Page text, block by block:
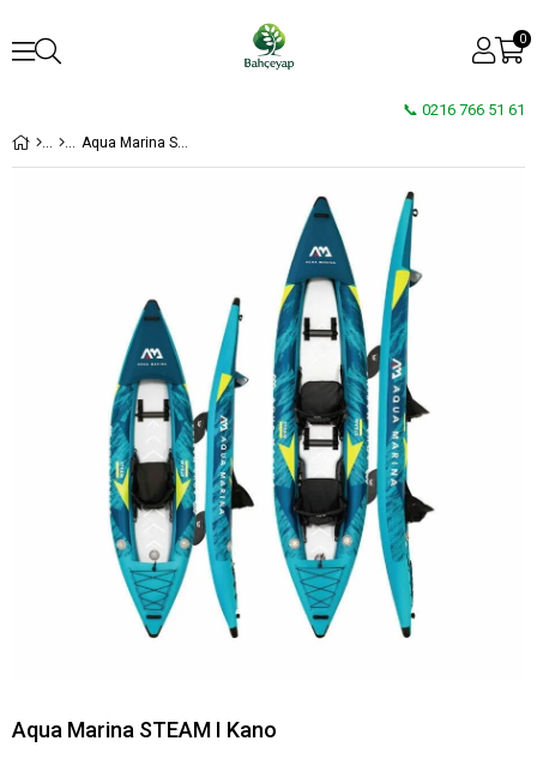
0
📞 0216 766 51 61
Aqua Marina STEAM I Kano
Aqua Marina STEAM I Kano